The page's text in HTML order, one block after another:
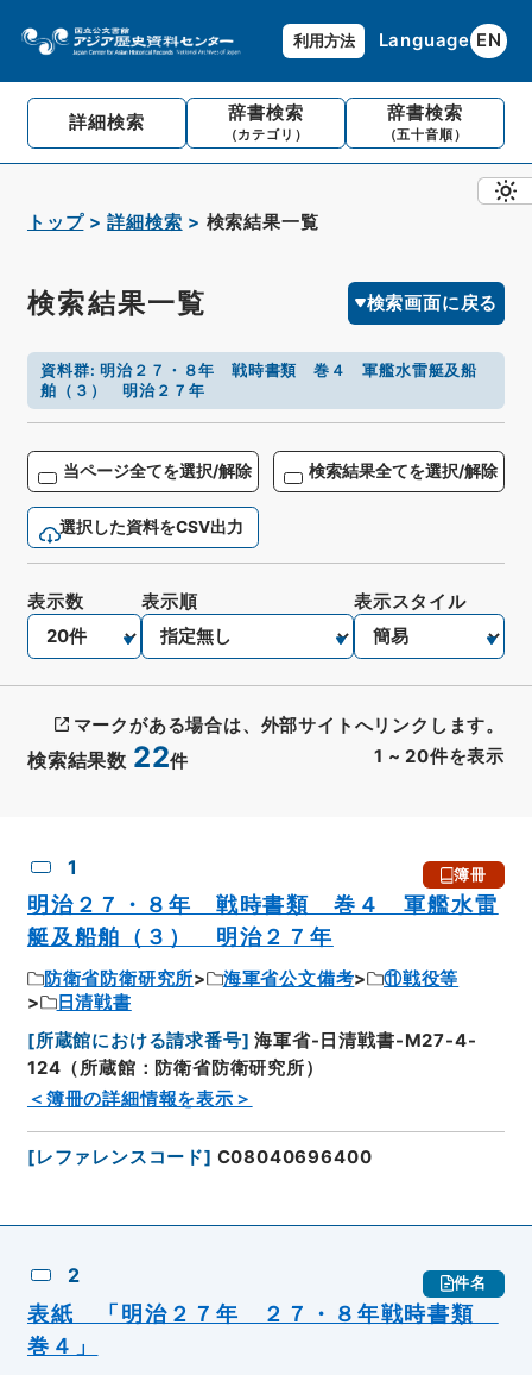
利用方法 Language EN
詳細検索 辞書検索
（カテゴリ）
辞書検索
（五十音順）
トップ 詳細検索 検索結果一覧
検索結果一覧 検索画面に戻る
資料群: 明治２７・８年 戦時書類 巻４ 軍艦水雷艇及船
舶（３） 明治２７年
当ページ全てを選択/解除 検索結果全てを選択/解除
選択した資料をCSV出力
検索結果数 22件 1 ~ 20件を表示
表示数 表示順 表示スタイル
マークがある場合は、外部サイトへリンクします。
1 簿冊
明治２７・８年 戦時書類 巻４ 軍艦水雷
艇及船舶（３） 明治２７年
防衛省防衛研究所 海軍省公文備考
⑪戦役等
日清戦書
[所蔵館における請求番号] 海軍省-日清戦書-M27-4-
124（所蔵館：防衛省防衛研究所）
＜簿冊の詳細情報を表示＞
[レファレンスコード] C08040696400
2 件名
表紙 「明治２７年 ２７・８年戦時書類
巻４」